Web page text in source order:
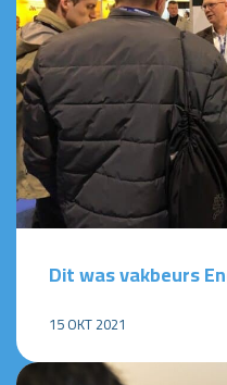
Dit was vakbeurs
15 OKT 2021